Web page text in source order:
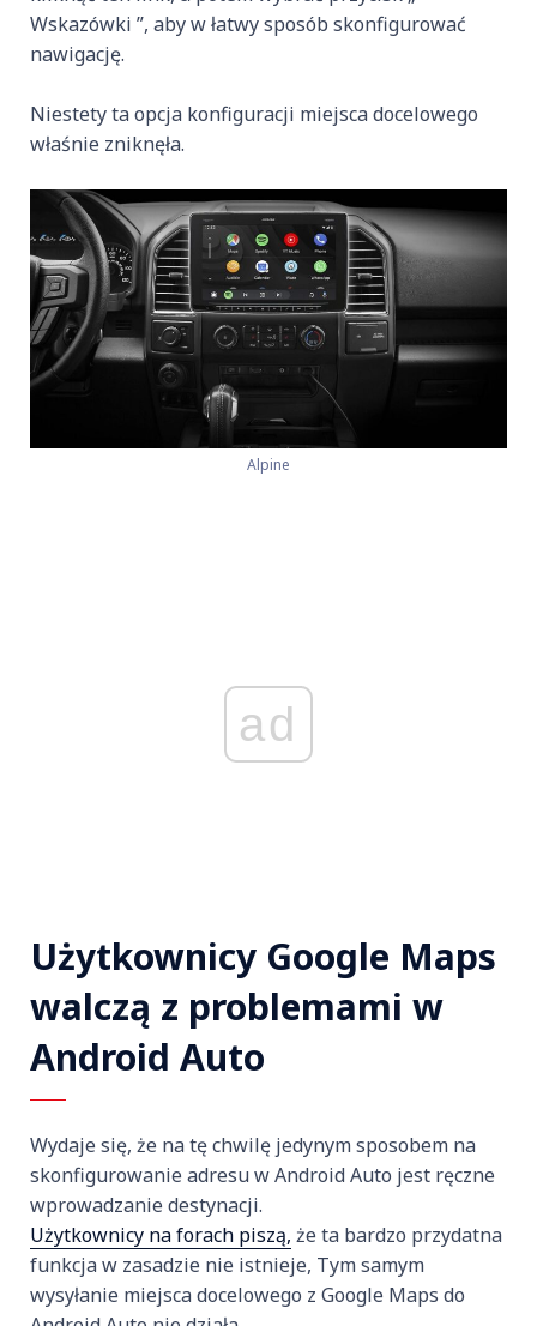
Wskazówki ”, aby w łatwy sposób skonfigurować
nawigację.
Niestety ta opcja konfiguracji miejsca docelowego
właśnie zniknęła.
Alpine
ad
Użytkownicy Google Maps
walczą z problemami w
Android Auto
Wydaje się, że na tę chwilę jedynym sposobem na
skonfigurowanie adresu w Android Auto jest ręczne
wprowadzanie destynacji.
Użytkownicy na forach piszą, że ta bardzo przydatna
funkcja w zasadzie nie istnieje, Tym samym
wysyłanie miejsca docelowego z Google Maps do